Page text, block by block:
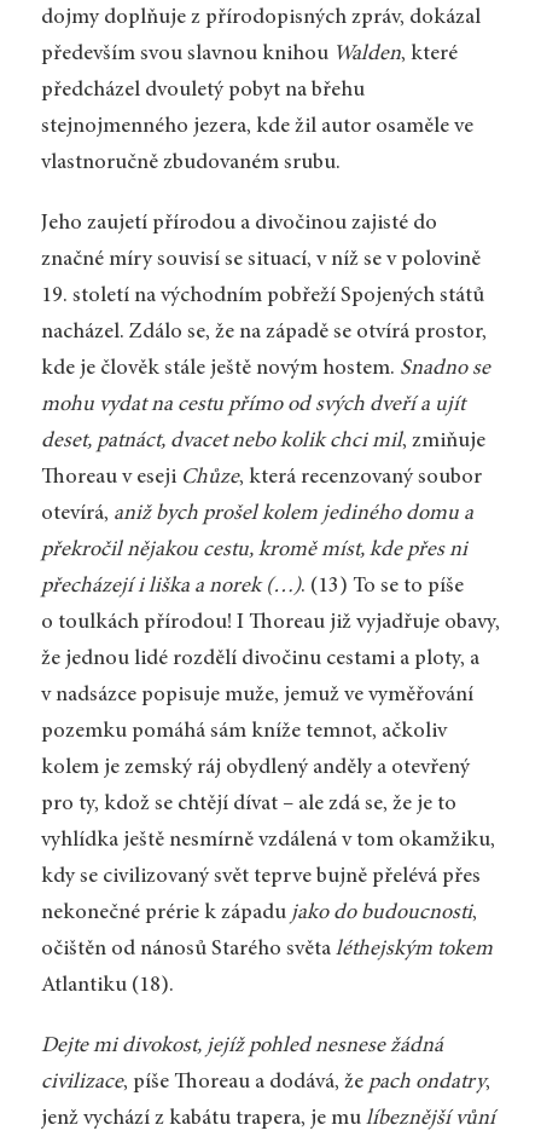
dojmy doplňuje z přírodopisných zpráv, dokázal
především svou slavnou knihou Walden, které
předcházel dvouletý pobyt na břehu
stejnojmenného jezera, kde žil autor osaměle ve
vlastnoručně zbudovaném srubu.
Jeho zaujetí přírodou a divočinou zajisté do
značné míry souvisí se situací, v níž se v polovině
19. století na východním pobřeží Spojených států
nacházel. Zdálo se, že na západě se otvírá prostor,
kde je člověk stále ještě novým hostem. Snadno se
mohu vydat na cestu přímo od svých dveří a ujít
deset, patnáct, dvacet nebo kolik chci mil, zmiňuje
Thoreau v eseji Chůze, která recenzovaný soubor
otevírá, aniž bych prošel kolem jediného domu a
překročil nějakou cestu, kromě míst, kde přes ni
přecházejí i liška a norek (…). (13) To se to píše
o toulkách přírodou! I Thoreau již vyjadřuje obavy,
že jednou lidé rozdělí divočinu cestami a ploty, a
v nadsázce popisuje muže, jemuž ve vyměřování
pozemku pomáhá sám kníže temnot, ačkoliv
kolem je zemský ráj obydlený anděly a otevřený
pro ty, kdož se chtějí dívat – ale zdá se, že je to
vyhlídka ještě nesmírně vzdálená v tom okamžiku,
kdy se civilizovaný svět teprve bujně přelévá přes
nekonečné prérie k západu jako do budoucnosti,
očištěn od nánosů Starého světa léthejským tokem
Atlantiku (18).
Dejte mi divokost, jejíž pohled nesnese žádná
civilizace, píše Thoreau a dodává, že pach ondatry,
jenž vychází z kabátu trapera, je mu líbeznější vůní